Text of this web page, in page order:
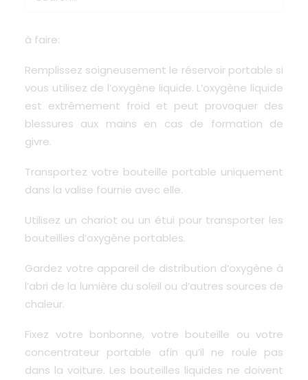
à faire:
Remplissez soigneusement le réservoir portable si
vous utilisez de l’oxygène liquide. L’oxygène liquide
est extrêmement froid et peut provoquer des
blessures aux mains en cas de formation de
givre.
Transportez votre bouteille portable uniquement
dans la valise fournie avec elle.
Utilisez un chariot ou un étui pour transporter les
bouteilles d’oxygène portables.
Gardez votre appareil de distribution d’oxygène à
l’abri de la lumière du soleil ou d’autres sources de
chaleur.
Fixez votre bonbonne, votre bouteille ou votre
concentrateur portable afin qu’il ne roule pas
dans la voiture. Les bouteilles liquides ne doivent